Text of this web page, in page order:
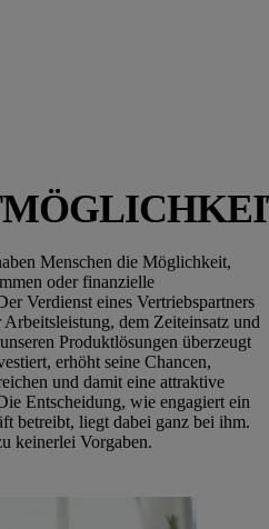
Menschen die Möglichkeit,
oder finanzielle
Verdienst eines Vertriebspartners
dem Zeiteinsatz und
Produktlösungen überzeugt
erhöht seine Chancen,
und damit eine attraktive
Entscheidung, wie engagiert ein
betreibt, liegt dabei ganz bei ihm.
keinerlei Vorgaben.